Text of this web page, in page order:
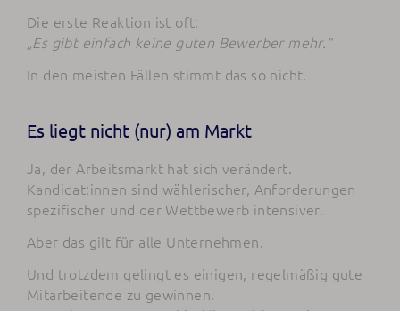
Die erste Reaktion ist oft:
„Es gibt einfach keine guten Bewerber mehr.“
In den meisten Fällen stimmt das so nicht.
Es liegt nicht (nur) am Markt
Ja, der Arbeitsmarkt hat sich verändert.
Kandidat:innen sind wählerischer, Anforderungen
spezifischer und der Wettbewerb intensiver.
Aber das gilt für alle Unternehmen.
Und trotzdem gelingt es einigen, regelmäßig gute
Mitarbeitende zu gewinnen.